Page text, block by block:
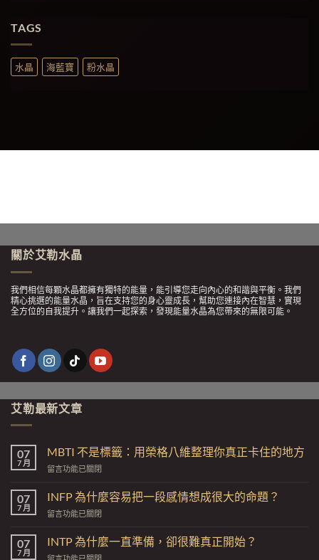
TAGS
水晶 海藍寶 粉水晶
關於艾勒水晶
我們相信每顆水晶都擁有獨特的能量，能引導您走向內心的和諧與平衡。我們
精心挑選的能量水晶，旨在支持您的身心靈成長，幫助您連接內在智慧，實現
全方位的自我提升。讓我們一起探索，發現能量水晶為您帶來的無限可能。
艾勒最新文章
07
7 月
MBTI 不是標籤：用榮格八維整理你真正卡住的地方
在
不
標
用
榮
留言功能已關閉
07
7 月
INFP 為什麼容易把一段感情想成很大的命題？
在
為
留言功能已關閉
07
7 月
INTP 為什麼一直準備，卻很難真正開始？
在